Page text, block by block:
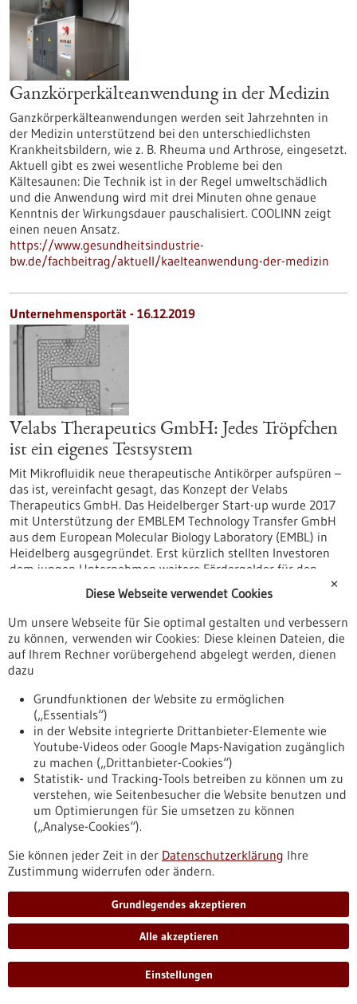
Ganzkörperkälteanwendung in der Medizin
Ganzkörperkälteanwendungen werden seit Jahrzehnten in
der Medizin unterstützend bei den unterschiedlichsten
Krankheitsbildern, wie z. B. Rheuma und Arthrose, eingesetzt.
Aktuell gibt es zwei wesentliche Probleme bei den
Kältesaunen: Die Technik ist in der Regel umweltschädlich
und die Anwendung wird mit drei Minuten ohne genaue
Kenntnis der Wirkungsdauer pauschalisiert. COOLINN zeigt
einen neuen Ansatz.
https://www.gesundheitsindustrie-
bw.de/fachbeitrag/aktuell/kaelteanwendung-der-medizin
Unternehmensportät - 16.12.2019
Velabs Therapeutics GmbH: Jedes Tröpfchen
ist ein eigenes Testsystem
Mit Mikrofluidik neue therapeutische Antikörper aufspüren –
das ist, vereinfacht gesagt, das Konzept der Velabs
Therapeutics GmbH. Das Heidelberger Start-up wurde 2017
mit Unterstützung der EMBLEM Technology Transfer GmbH
aus dem European Molecular Biology Laboratory (EMBL) in
Heidelberg ausgegründet. Erst kürzlich stellten Investoren
dem jungen Unternehmen weitere Fördergelder für den
Ausbau seiner Technologien und Anwendungen zur
https://www.gesundheitsindustrie-
bw.de/fachbeitrag/aktuell/velabs-therapeutics-gmbh-jedes-
troepfchen-ist-ein-eigenes-testsystem
Dossier - 06.12.2019
Mikrobiom: Menschliche Gesundheit eng mit
Mikroben-WG vernetzt
Der Mensch beherbergt 1,3-mal so viele Mikroorganismen wie
er Körperzellen hat. Diese mikrobielle Gemeinschaft
beeinflusst, wie wir unsere Nahrung verdauen, wie aktiv
unser Immunsystem ist, aber auch, ob wir eher ängstlich
oder neugierig sind. Mittlerweile wird eine Reihe von
Erkrankungen mit einem gestörten Mikrobiom in Verbindung
gebracht. Bis das Wissen für Therapien genutzt werden kann,
✕
Diese Webseite verwendet Cookies
Um unsere Webseite für Sie optimal gestalten und verbessern
zu können, verwenden wir Cookies: Diese kleinen Dateien, die
auf Ihrem Rechner vorübergehend abgelegt werden, dienen
dazu
Grundfunktionen der Website zu ermöglichen
(„Essentials“)
in der Website integrierte Drittanbieter-Elemente wie
Youtube-Videos oder Google Maps-Navigation zugänglich
zu machen („Drittanbieter-Cookies“)
Statistik- und Tracking-Tools betreiben zu können um zu
verstehen, wie Seitenbesucher die Website benutzen und
um Optimierungen für Sie umsetzen zu können
(„Analyse-Cookies“).
Sie können jeder Zeit in der Datenschutzerklärung Ihre
Zustimmung widerrufen oder ändern.
Grundlegendes akzeptieren
Alle akzeptieren
Einstellungen